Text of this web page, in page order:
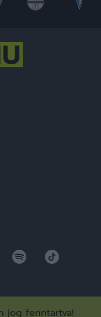
jog fenntartva!